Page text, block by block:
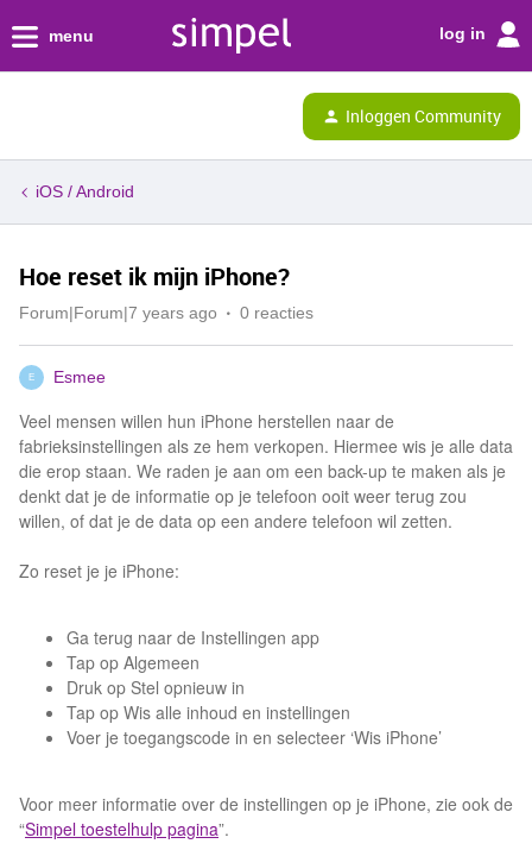
menu log in
Inloggen Community
iOS / Android
Hoe reset ik mijn iPhone?
Forum|Forum|7 years ago 0 reacties
E Esmee
Veel mensen willen hun iPhone herstellen naar de
fabrieksinstellingen als ze hem verkopen. Hiermee wis je alle data
die erop staan. We raden je aan om een back-up te maken als je
denkt dat je de informatie op je telefoon ooit weer terug zou
willen, of dat je de data op een andere telefoon wil zetten.
Zo reset je je iPhone:
Ga terug naar de Instellingen app
Tap op Algemeen
Druk op Stel opnieuw in
Tap op Wis alle inhoud en instellingen
Voer je toegangscode in en selecteer ‘Wis iPhone’
Voor meer informatie over de instellingen op je iPhone, zie ook de
“Simpel toestelhulp pagina”.